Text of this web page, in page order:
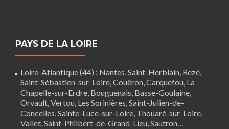
PAYS DE LA LOIRE
Loire-Atlantique (44) : Nantes,Saint-Herblain, Rezé,
Saint-Sébastien-sur-Loire,Couëron,Carquefou, La
Chapelle-sur-Erdre, Bouguenais, Basse-Goulaine,
Orvault,Vertou, Les Sorinières,Saint-Julien-de-
Concelles,Sainte-Luce-sur-Loire, Thouaré-sur-Loire,
Vallet, Saint-Philbert-de-Grand-Lieu, Sautron…